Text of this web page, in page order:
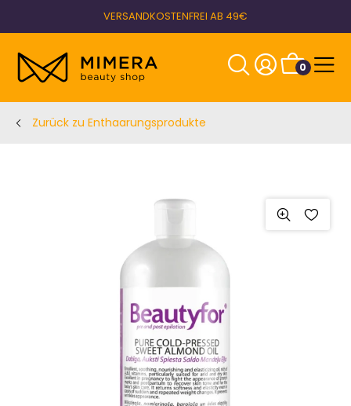
VERSANDKOSTENFREI AB 49€
0
Zurück zu Enthaarungsprodukte